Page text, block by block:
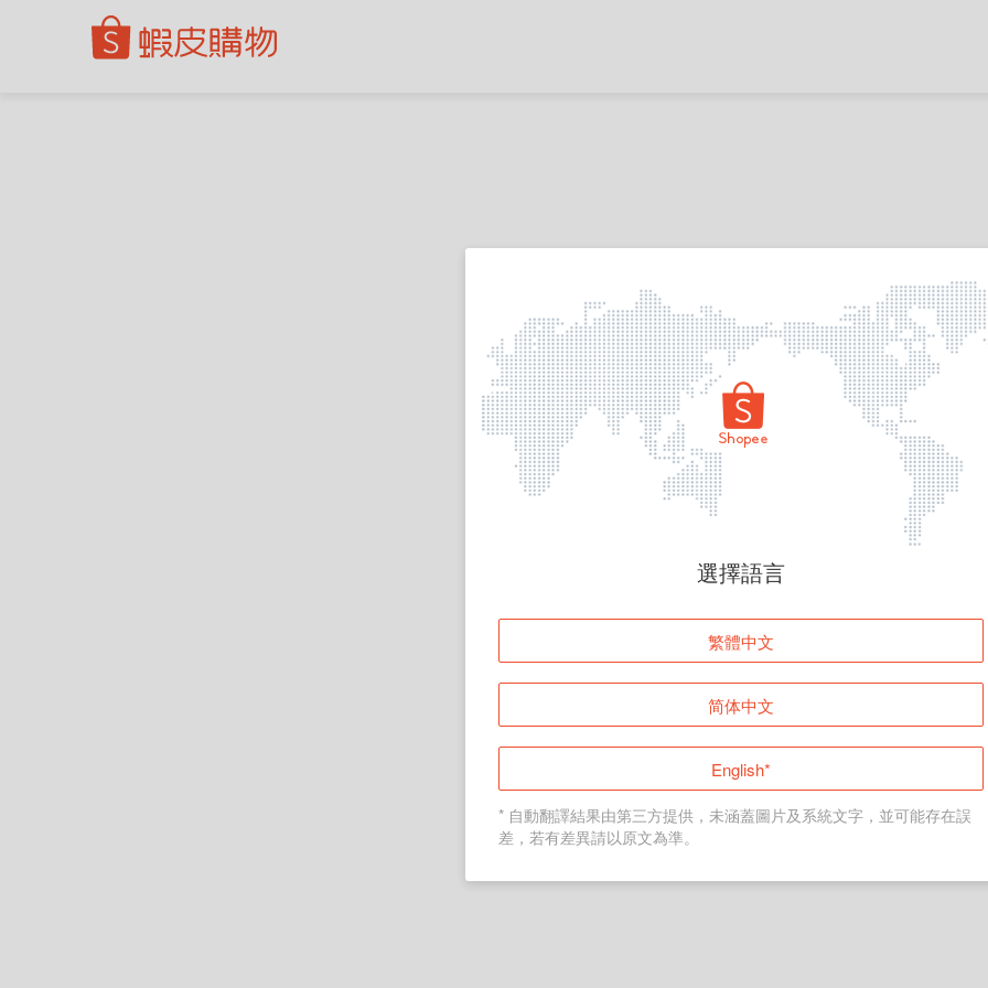
頁面無法顯示
登入
返回首頁
選擇語言
繁體中文
简体中文
English*
* 自動翻譯結果由第三方提供，未涵蓋圖片及系統文字，並可能存在誤
差，若有差異請以原文為準。